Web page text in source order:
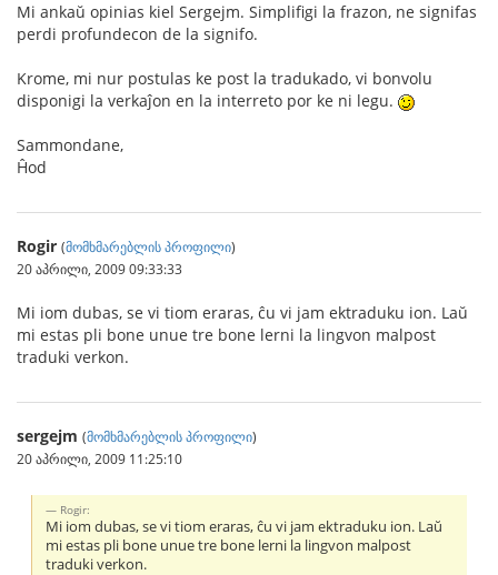
Mi ankaŭ opinias kiel Sergejm. Simplifigi la frazon, ne signifas
perdi profundecon de la signifo.
Krome, mi nur postulas ke post la tradukado, vi bonvolu
disponigi la verkaĵon en la interreto por ke ni legu.
Sammondane,
Ĥod
Rogir (მომხმარებლის პროფილი)
20 აპრილი, 2009 09:33:33
Mi iom dubas, se vi tiom eraras, ĉu vi jam ektraduku ion. Laŭ
mi estas pli bone unue tre bone lerni la lingvon malpost
traduki verkon.
sergejm (მომხმარებლის პროფილი)
20 აპრილი, 2009 11:25:10
Rogir:
Mi iom dubas, se vi tiom eraras, ĉu vi jam ektraduku ion. Laŭ
mi estas pli bone unue tre bone lerni la lingvon malpost
traduki verkon.